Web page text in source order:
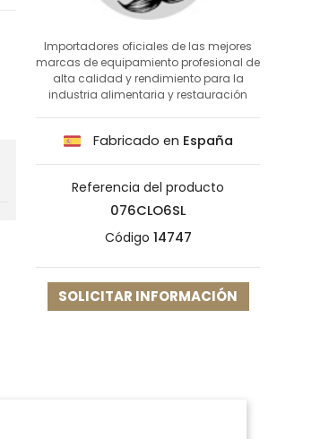
Importadores oficiales de las mejores
marcas de equipamiento profesional de
alta calidad y rendimiento para la
industria alimentaria y restauración
Fabricado en España
Referencia del producto
076CLO6SL
Código 14747
SOLICITAR INFORMACIÓN